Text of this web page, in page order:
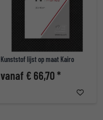
Kunststof lijst op maat Kairo
vanaf € 66,70 *